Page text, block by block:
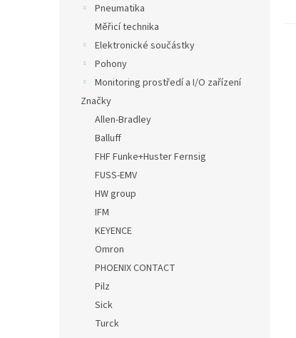
Pneumatika
Měřicí technika
Elektronické součástky
Pohony
Monitoring prostředí a I/O zařízení
Značky
Allen-Bradley
Balluff
FHF Funke+Huster Fernsig
FUSS-EMV
HW group
IFM
KEYENCE
Omron
PHOENIX CONTACT
Pilz
Sick
Turck